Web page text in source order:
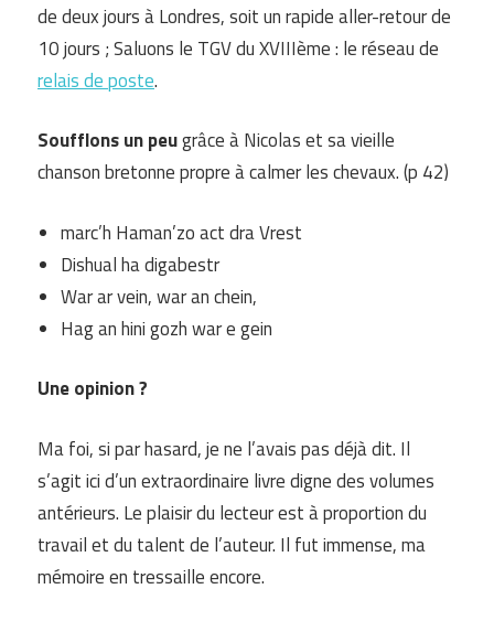
de deux jours à Londres, soit un rapide aller-retour de
10 jours ; Saluons le TGV du XVIIIème : le réseau de
relais de poste.
Soufflons un peugrâce à Nicolas et sa vieille
chanson bretonne propre à calmer les chevaux. (p 42)
marc’h Haman’zo act dra Vrest
Dishual ha digabestr
War ar vein, war an chein,
Hag an hini gozh war e gein
Une opinion ?
Ma foi, si par hasard, je ne l’avais pas déjà dit. Il
s’agit ici d’un extraordinaire livre digne des volumes
antérieurs. Le plaisir du lecteur est à proportion du
travail et du talent de l’auteur. Il fut immense, ma
mémoire en tressaille encore.